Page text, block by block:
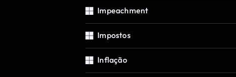
Impeachment
Impostos
Inflação